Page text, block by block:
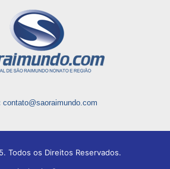
contato@saoraimundo.com
Todos os Direitos Reservados.